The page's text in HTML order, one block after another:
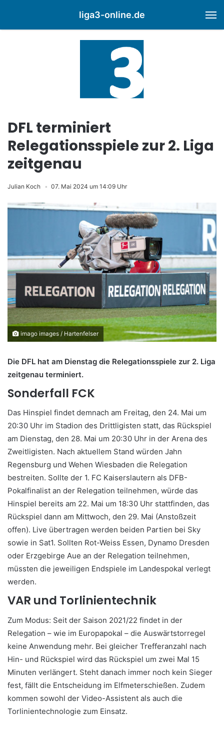
liga3-online.de
DFL terminiert
Relegationsspiele zur 2. Liga
zeitgenau
Julian Koch 07. Mai 2024 um 14:09 Uhr
imago images / Hartenfelser
Die DFL hat am Dienstag die Relegationsspiele zur 2. Liga
zeitgenau terminiert.
Sonderfall FCK
Das Hinspiel findet demnach am Freitag, den 24. Mai um
20:30 Uhr im Stadion des Drittligisten statt, das Rückspiel
am Dienstag, den 28. Mai um 20:30 Uhr in der Arena des
Zweitligisten. Nach aktuellem Stand würden Jahn
Regensburg und Wehen Wiesbaden die Relegation
bestreiten. Sollte der 1. FC Kaiserslautern als DFB-
Pokalfinalist an der Relegation teilnehmen, würde das
Hinspiel bereits am 22. Mai um 18:30 Uhr stattfinden, das
Rückspiel dann am Mittwoch, den 29. Mai (Anstoßzeit
offen). Live übertragen werden beiden Partien bei Sky
sowie in Sat1. Sollten Rot-Weiss Essen, Dynamo Dresden
oder Erzgebirge Aue an der Relegation teilnehmen,
müssten die jeweiligen Endspiele im Landespokal verlegt
werden.
VAR und Torlinientechnik
Zum Modus: Seit der Saison 2021/22 findet in der
Relegation – wie im Europapokal – die Auswärtstorregel
keine Anwendung mehr. Bei gleicher Trefferanzahl nach
Hin- und Rückspiel wird das Rückspiel um zwei Mal 15
Minuten verlängert. Steht danach immer noch kein Sieger
fest, fällt die Entscheidung im Elfmeterschießen. Zudem
kommen sowohl der Video-Assistent als auch die
Torlinientechnologie zum Einsatz.